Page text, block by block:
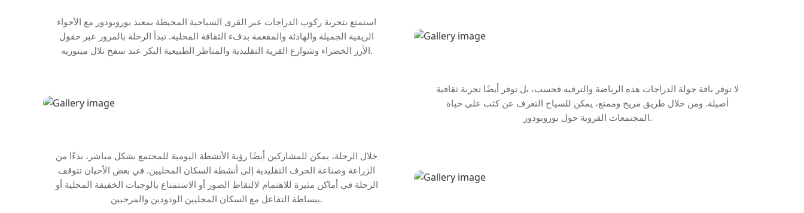
استمتع بتجربة ركوب الدراجات عبر القرى السياحية المحيطة بمعبد بوروبودور مع الأجواء
الريفية الجميلة والهادئة والمفعمة بدفء الثقافة المحلية. تبدأ الرحلة بالمرور عبر حقول
الأرز الخضراء وشوارع القرية التقليدية والمناظر الطبيعية البكر عند سفح تلال مينوريه.
لا توفر باقة جولة الدراجات هذه الرياضة والترفيه فحسب، بل توفر أيضًا تجربة ثقافية
أصيلة. ومن خلال طريق مريح وممتع، يمكن للسياح التعرف عن كثب على حياة
المجتمعات القروية حول بوروبودور.
خلال الرحلة، يمكن للمشاركين أيضًا رؤية الأنشطة اليومية للمجتمع بشكل مباشر، بدءًا من
الزراعة وصناعة الحرف التقليدية إلى أنشطة السكان المحليين. في بعض الأحيان تتوقف
الرحلة في أماكن مثيرة للاهتمام لالتقاط الصور أو الاستمتاع بالوجبات الخفيفة المحلية أو
ببساطة التفاعل مع السكان المحليين الودودين والمرحبين.